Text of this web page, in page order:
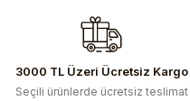
Ürün fiyatı diğer sitelerden
Bu ürüne benzer farklı
3000 TL Üzeri Ücretsiz Kargo
Seçili ürünlerde ücretsiz teslimat